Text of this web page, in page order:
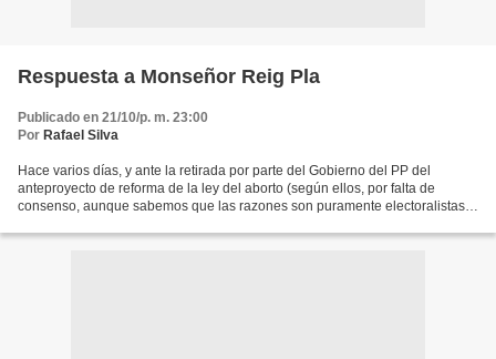
Respuesta a Monseñor Reig Pla
Publicado en 21/10/p. m. 23:00
Por Rafael Silva
Hace varios días, y ante la retirada por parte del Gobierno del PP del
anteproyecto de reforma de la ley del aborto (según ellos, por falta de
consenso, aunque sabemos que las razones son puramente electoralistas),